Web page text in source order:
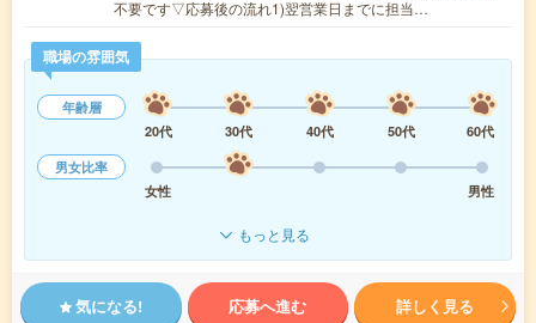
不要です▽応募後の流れ1)翌営業日までに担当…
職場の雰囲気
年齢層
20代
30代 40代 50代
60代
男女比率
女性
男性
もっと見る
気になる! 応募へ進む 詳しく見る